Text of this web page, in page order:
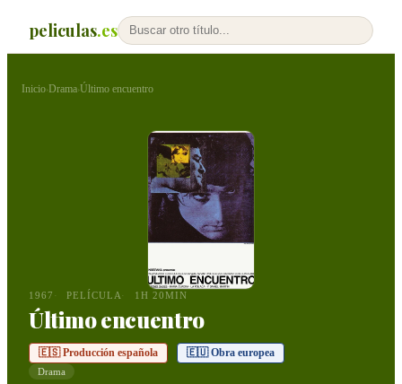
peliculas.es
Inicio›Drama›Último encuentro
1967 PELÍCULA 1H 20MIN
Último encuentro
🇪🇸 Producción española 🇪🇺 Obra europea
Drama